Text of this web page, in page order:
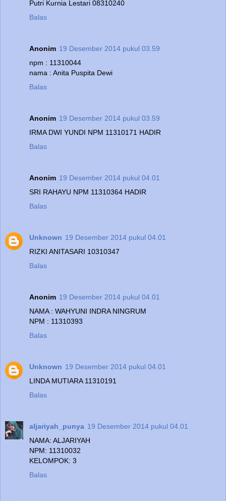
Putri Kurnia Lestari 08310240
Balas
Anonim 19 Desember 2014 pukul 03.59
npm : 11310044
nama : Anita Puspita Dewi
Balas
Anonim 19 Desember 2014 pukul 03.59
IRMA DWI YUNDI NPM 11310171 HADIR
Balas
Anonim 19 Desember 2014 pukul 04.01
SRI RAHAYU NPM 11310364 HADIR
Balas
Unknown 19 Desember 2014 pukul 04.01
RIZKI ANITASARI 10310347
Balas
Anonim 19 Desember 2014 pukul 04.01
NAMA : WAHYUNI INDRA NINGRUM
NPM : 11310393
Balas
Unknown 19 Desember 2014 pukul 04.01
LINDA MUTIARA 11310191
Balas
aljariyah_punya 19 Desember 2014 pukul 04.01
NAMA: ALJARIYAH
NPM: 11310032
KELOMPOK: 3
Balas